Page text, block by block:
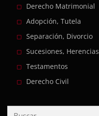
Derecho Matrimonial
Adopción, Tutela
Separación, Divorcio
Sucesiones, Herencias
Testamentos
Derecho Civil
Buscar: